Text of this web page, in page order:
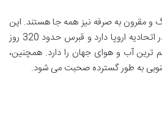
و مقرون به صرفه نیز همه جا هستند. این
جزیره گرم ترین آب و هوا را در اتحادیه اروپا دارد و قبرس حدود 320 روز
ترین آب و هوای جهان را دارد. همچنین،
به طور گسترده صحبت می شود.